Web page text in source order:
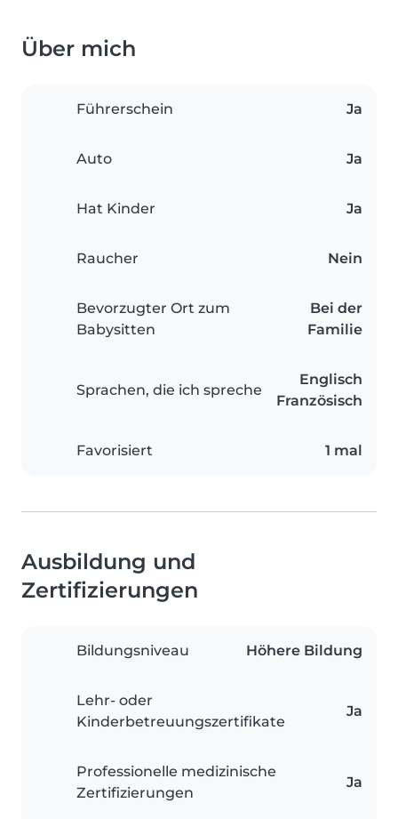
Über mich
Führerschein Ja
Auto Ja
Hat Kinder Ja
Raucher Nein
Bevorzugter Ort zum
Babysitten
Bei der
Familie
Sprachen, die ich spreche
Englisch
Französisch
Favorisiert 1 mal
Ausbildung und
Zertifizierungen
Bildungsniveau Höhere Bildung
Lehr- oder
Kinderbetreuungszertifikate
Ja
Professionelle medizinische
Zertifizierungen
Ja